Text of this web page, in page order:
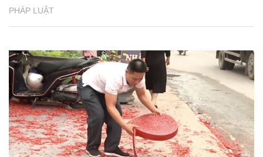
PHÁP LUẬT